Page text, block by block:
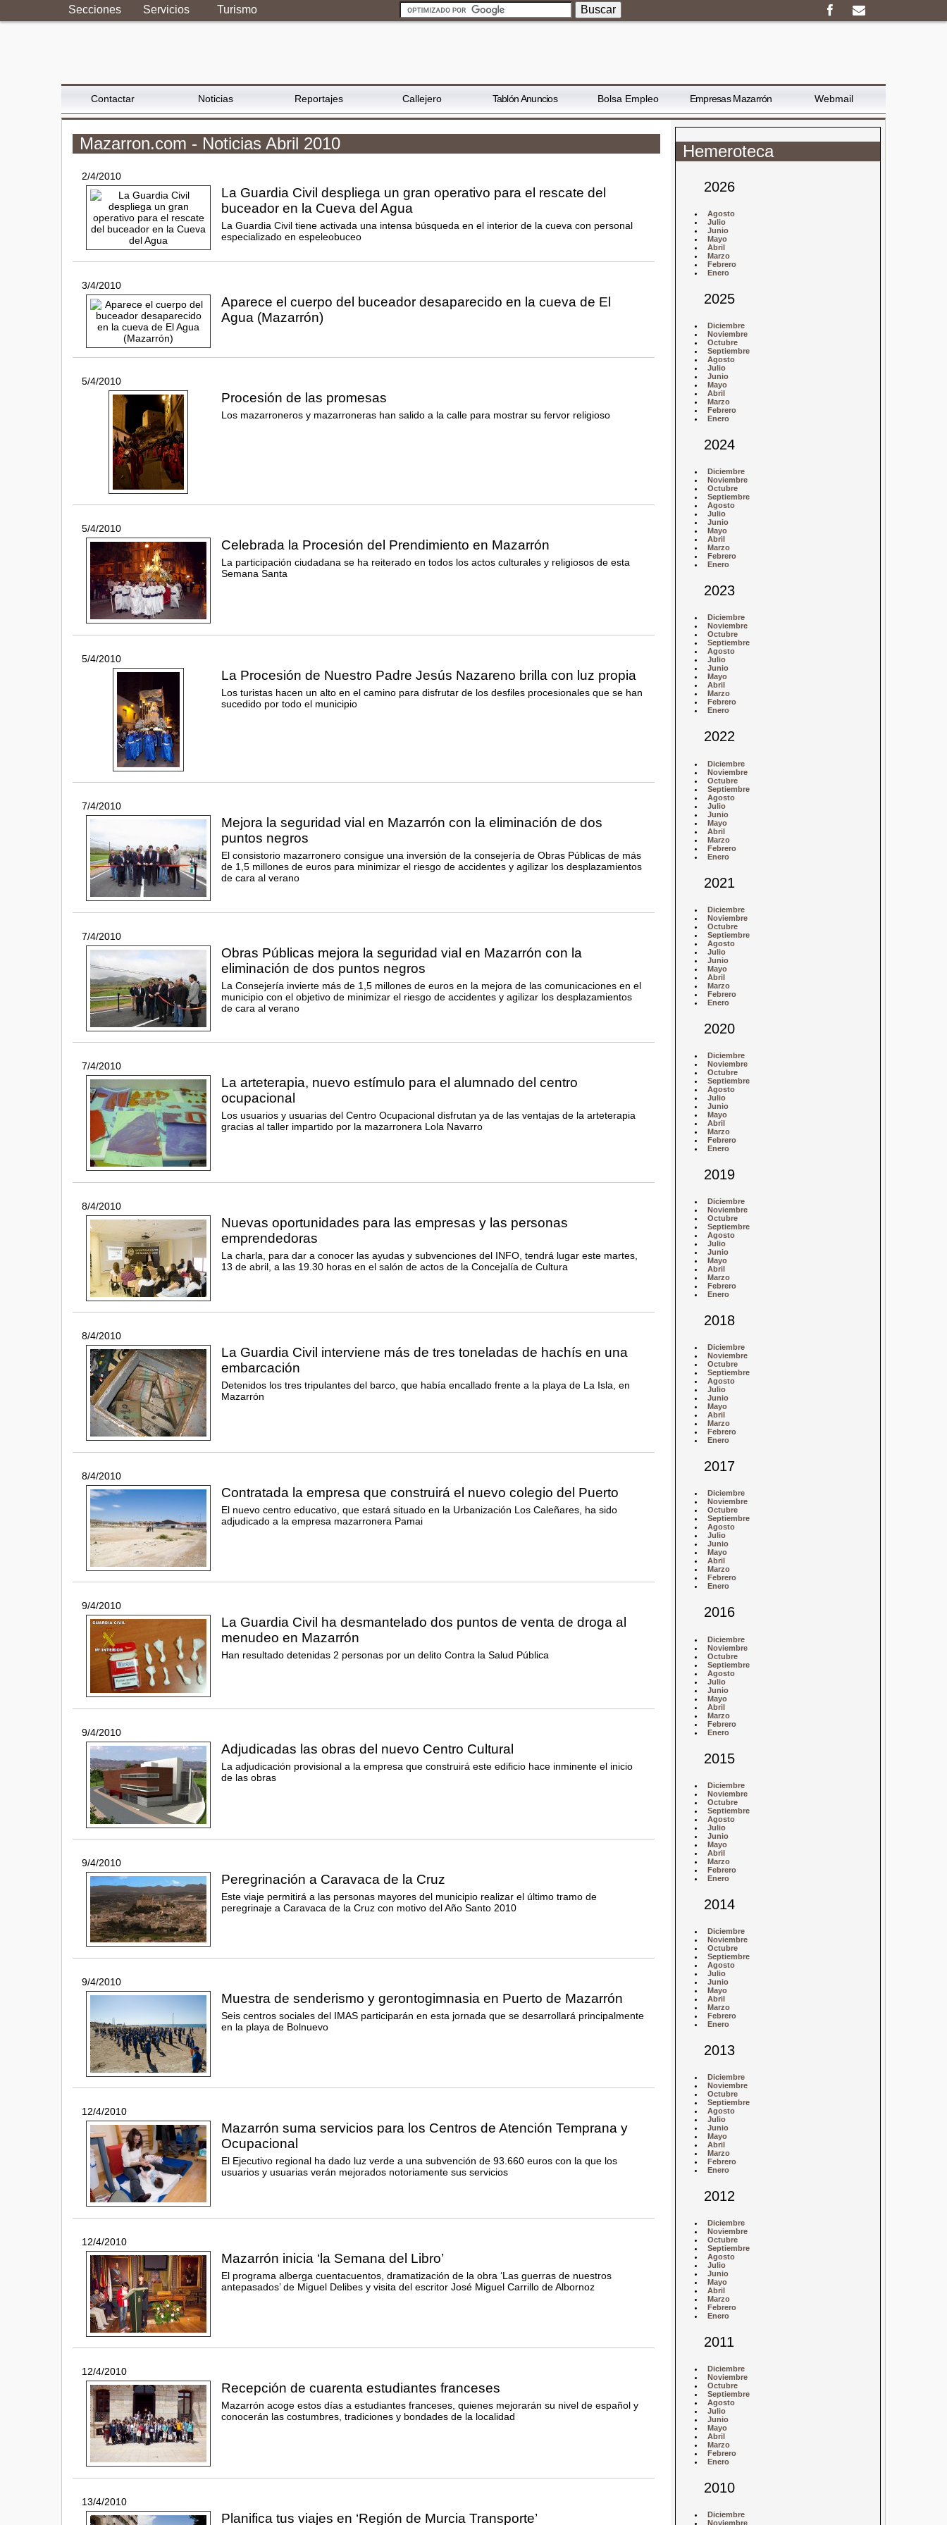
Secciones Servicios Turismo
Contactar Noticias Reportajes Callejero Tablón Anuncios Bolsa Empleo Empresas Mazarrón Webmail
Mazarron.com - Noticias Abril 2010
2/4/2010
La Guardia Civil despliega un gran operativo para el rescate del
buceador en la Cueva del Agua
La Guardia Civil tiene activada una intensa búsqueda en el interior de la cueva con personal
especializado en espeleobuceo
3/4/2010
Aparece el cuerpo del buceador desaparecido en la cueva de El
Agua (Mazarrón)
5/4/2010
Procesión de las promesas
Los mazarroneros y mazarroneras han salido a la calle para mostrar su fervor religioso
5/4/2010
Celebrada la Procesión del Prendimiento en Mazarrón
La participación ciudadana se ha reiterado en todos los actos culturales y religiosos de esta
Semana Santa
5/4/2010
La Procesión de Nuestro Padre Jesús Nazareno brilla con luz propia
Los turistas hacen un alto en el camino para disfrutar de los desfiles procesionales que se han
sucedido por todo el municipio
7/4/2010
Mejora la seguridad vial en Mazarrón con la eliminación de dos
puntos negros
El consistorio mazarronero consigue una inversión de la consejería de Obras Públicas de más
de 1,5 millones de euros para minimizar el riesgo de accidentes y agilizar los desplazamientos
de cara al verano
7/4/2010
Obras Públicas mejora la seguridad vial en Mazarrón con la
eliminación de dos puntos negros
La Consejería invierte más de 1,5 millones de euros en la mejora de las comunicaciones en el
municipio con el objetivo de minimizar el riesgo de accidentes y agilizar los desplazamientos
de cara al verano
7/4/2010
La arteterapia, nuevo estímulo para el alumnado del centro
ocupacional
Los usuarios y usuarias del Centro Ocupacional disfrutan ya de las ventajas de la arteterapia
gracias al taller impartido por la mazarronera Lola Navarro
8/4/2010
Nuevas oportunidades para las empresas y las personas
emprendedoras
La charla, para dar a conocer las ayudas y subvenciones del INFO, tendrá lugar este martes,
13 de abril, a las 19.30 horas en el salón de actos de la Concejalía de Cultura
8/4/2010
La Guardia Civil interviene más de tres toneladas de hachís en una
embarcación
Detenidos los tres tripulantes del barco, que había encallado frente a la playa de La Isla, en
Mazarrón
8/4/2010
Contratada la empresa que construirá el nuevo colegio del Puerto
El nuevo centro educativo, que estará situado en la Urbanización Los Caleñares, ha sido
adjudicado a la empresa mazarronera Pamai
9/4/2010
La Guardia Civil ha desmantelado dos puntos de venta de droga al
menudeo en Mazarrón
Han resultado detenidas 2 personas por un delito Contra la Salud Pública
9/4/2010
Adjudicadas las obras del nuevo Centro Cultural
La adjudicación provisional a la empresa que construirá este edificio hace inminente el inicio
de las obras
9/4/2010
Peregrinación a Caravaca de la Cruz
Este viaje permitirá a las personas mayores del municipio realizar el último tramo de
peregrinaje a Caravaca de la Cruz con motivo del Año Santo 2010
9/4/2010
Muestra de senderismo y gerontogimnasia en Puerto de Mazarrón
Seis centros sociales del IMAS participarán en esta jornada que se desarrollará principalmente
en la playa de Bolnuevo
12/4/2010
Mazarrón suma servicios para los Centros de Atención Temprana y
Ocupacional
El Ejecutivo regional ha dado luz verde a una subvención de 93.660 euros con la que los
usuarios y usuarias verán mejorados notoriamente sus servicios
12/4/2010
Mazarrón inicia ‘la Semana del Libro’
El programa alberga cuentacuentos, dramatización de la obra ‘Las guerras de nuestros
antepasados’ de Miguel Delibes y visita del escritor José Miguel Carrillo de Albornoz
12/4/2010
Recepción de cuarenta estudiantes franceses
Mazarrón acoge estos días a estudiantes franceses, quienes mejorarán su nivel de español y
conocerán las costumbres, tradiciones y bondades de la localidad
13/4/2010
Planifica tus viajes en ‘Región de Murcia Transporte’
Hemeroteca
2026
Agosto
Julio
Junio
Mayo
Abril
Marzo
Febrero
Enero
2025
Diciembre
Noviembre
Octubre
Septiembre
Agosto
Julio
Junio
Mayo
Abril
Marzo
Febrero
Enero
2024
Diciembre
Noviembre
Octubre
Septiembre
Agosto
Julio
Junio
Mayo
Abril
Marzo
Febrero
Enero
2023
Diciembre
Noviembre
Octubre
Septiembre
Agosto
Julio
Junio
Mayo
Abril
Marzo
Febrero
Enero
2022
Diciembre
Noviembre
Octubre
Septiembre
Agosto
Julio
Junio
Mayo
Abril
Marzo
Febrero
Enero
2021
Diciembre
Noviembre
Octubre
Septiembre
Agosto
Julio
Junio
Mayo
Abril
Marzo
Febrero
Enero
2020
Diciembre
Noviembre
Octubre
Septiembre
Agosto
Julio
Junio
Mayo
Abril
Marzo
Febrero
Enero
2019
Diciembre
Noviembre
Octubre
Septiembre
Agosto
Julio
Junio
Mayo
Abril
Marzo
Febrero
Enero
2018
Diciembre
Noviembre
Octubre
Septiembre
Agosto
Julio
Junio
Mayo
Abril
Marzo
Febrero
Enero
2017
Diciembre
Noviembre
Octubre
Septiembre
Agosto
Julio
Junio
Mayo
Abril
Marzo
Febrero
Enero
2016
Diciembre
Noviembre
Octubre
Septiembre
Agosto
Julio
Junio
Mayo
Abril
Marzo
Febrero
Enero
2015
Diciembre
Noviembre
Octubre
Septiembre
Agosto
Julio
Junio
Mayo
Abril
Marzo
Febrero
Enero
2014
Diciembre
Noviembre
Octubre
Septiembre
Agosto
Julio
Junio
Mayo
Abril
Marzo
Febrero
Enero
2013
Diciembre
Noviembre
Octubre
Septiembre
Agosto
Julio
Junio
Mayo
Abril
Marzo
Febrero
Enero
2012
Diciembre
Noviembre
Octubre
Septiembre
Agosto
Julio
Junio
Mayo
Abril
Marzo
Febrero
Enero
2011
Diciembre
Noviembre
Octubre
Septiembre
Agosto
Julio
Junio
Mayo
Abril
Marzo
Febrero
Enero
2010
Diciembre
Noviembre